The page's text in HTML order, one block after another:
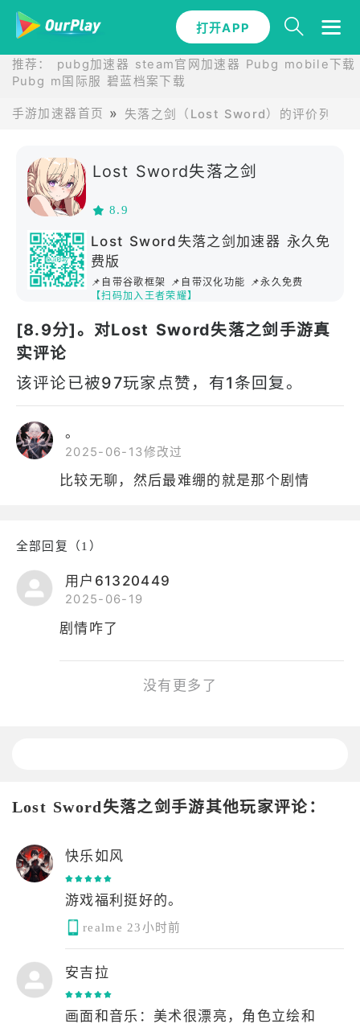
打开APP
推荐： pubg加速器 steam官网加速器 Pubg mobile下载
Pubg m国际服 碧蓝档案下载
手游加速器首页 失落之剑（Lost Sword）的评价列表
Lost Sword失落之剑
8.9
Lost Sword失落之剑加速器 永久免
费版
📌自带谷歌框架 📌自带汉化功能 📌永久免费
【扫码加入王者荣耀】
[8.9分]。对Lost Sword失落之剑手游真
实评论
该评论已被97玩家点赞，有1条回复。
。
2025-06-13修改过
比较无聊，然后最难绷的就是那个剧情
全部回复（1）
用户61320449
2025-06-19
剧情咋了
没有更多了
Lost Sword失落之剑手游其他玩家评论：
快乐如风
游戏福利挺好的。
realme 23小时前
安吉拉
画面和音乐：美术很漂亮，角色立绘和